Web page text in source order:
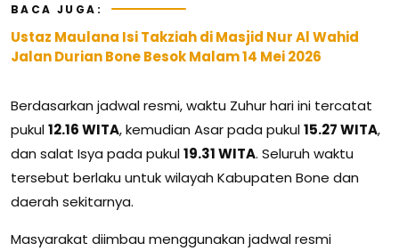
BACA JUGA:
Ustaz Maulana Isi Takziah di Masjid Nur Al Wahid
Jalan Durian Bone Besok Malam 14 Mei 2026
Berdasarkan jadwal resmi, waktu Zuhur hari ini tercatat
pukul12.16 WITA, kemudian Asar pada pukul15.27 WITA,
dan salat Isya pada pukul19.31 WITA. Seluruh waktu
tersebut berlaku untuk wilayah Kabupaten Bone dan
daerah sekitarnya.
Masyarakat diimbau menggunakan jadwal resmi